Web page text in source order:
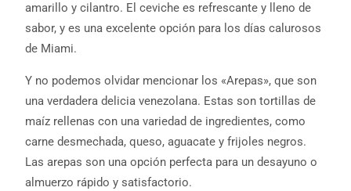
amarillo y cilantro. El ceviche es refrescante y lleno de
sabor, y es una excelente opción para los días calurosos
de Miami.
Y no podemos olvidar mencionar los «Arepas», que son
una verdadera delicia venezolana. Estas son tortillas de
maíz rellenas con una variedad de ingredientes, como
carne desmechada, queso, aguacate y frijoles negros.
Las arepas son una opción perfecta para un desayuno o
almuerzo rápido y satisfactorio.